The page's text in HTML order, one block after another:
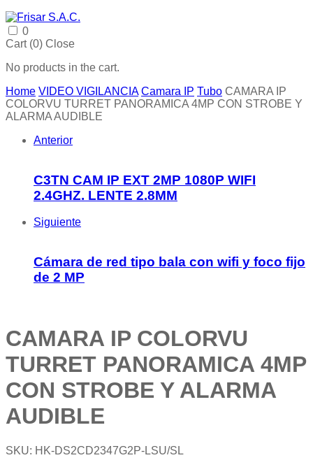
0
Cart (0) Close
No products in the cart.
Home VIDEO VIGILANCIA Camara IP Tubo CAMARA IP
COLORVU TURRET PANORAMICA 4MP CON STROBE Y
ALARMA AUDIBLE
Anterior
C3TN CAM IP EXT 2MP 1080P WIFI
2.4GHZ. LENTE 2.8MM
Siguiente
Cámara de red tipo bala con wifi y foco fijo
de 2 MP
CAMARA IP COLORVU
TURRET PANORAMICA 4MP
CON STROBE Y ALARMA
AUDIBLE
SKU: HK-DS2CD2347G2P-LSU/SL